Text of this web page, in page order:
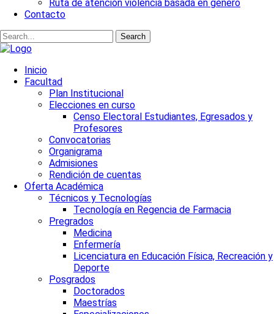
Ruta de atención violencia basada en género
Contacto
Search
Inicio
Facultad
Plan Institucional
Elecciones en curso
Censo Electoral Estudiantes, Egresados y
Profesores
Convocatorias
Organigrama
Admisiones
Rendición de cuentas
Oferta Académica
Técnicos y Tecnologías
Tecnología en Regencia de Farmacia
Pregrados
Medicina
Enfermería
Licenciatura en Educación Física, Recreación y
Deporte
Posgrados
Doctorados
Maestrías